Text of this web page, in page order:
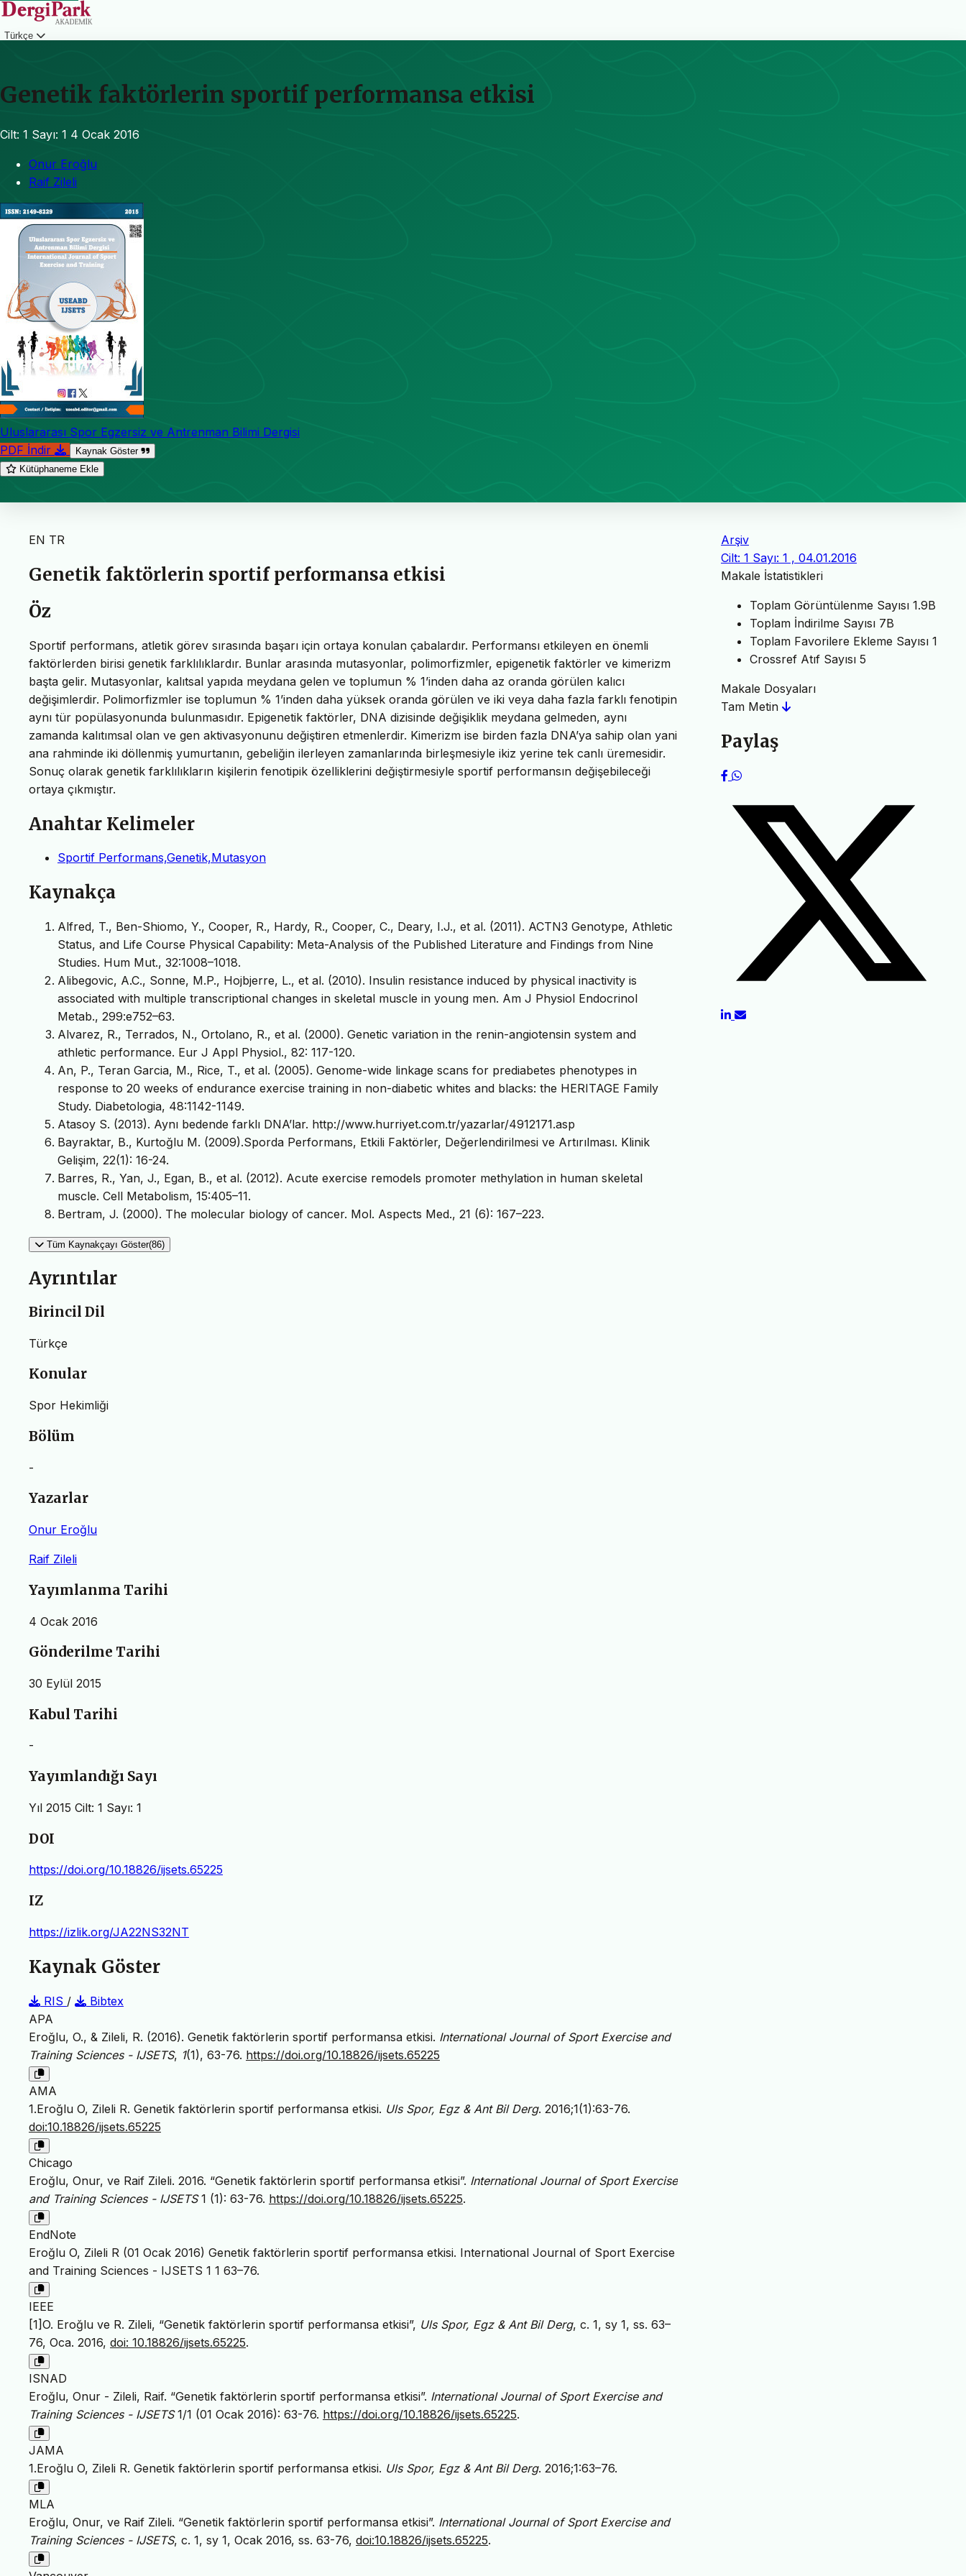
Türkçe
Genetik faktörlerin sportif performansa etkisi
Cilt: 1 Sayı: 1 4 Ocak 2016
Onur Eroğlu
Raif Zileli
Uluslararası Spor Egzersiz ve Antrenman Bilimi Dergisi
PDF İndir
Kaynak Göster
Kütüphaneme Ekle
EN TR
Genetik faktörlerin sportif performansa etkisi
Öz
Sportif performans, atletik görev sırasında başarı için ortaya konulan çabalardır. Performansı etkileyen en önemli
faktörlerden birisi genetik farklılıklardır. Bunlar arasında mutasyonlar, polimorfizmler, epigenetik faktörler ve kimerizm
başta gelir. Mutasyonlar, kalıtsal yapıda meydana gelen ve toplumun % 1’inden daha az oranda görülen kalıcı
değişimlerdir. Polimorfizmler ise toplumun % 1’inden daha yüksek oranda görülen ve iki veya daha fazla farklı fenotipin
aynı tür popülasyonunda bulunmasıdır. Epigenetik faktörler, DNA dizisinde değişiklik meydana gelmeden, aynı
zamanda kalıtımsal olan ve gen aktivasyonunu değiştiren etmenlerdir. Kimerizm ise birden fazla DNA’ya sahip olan yani
ana rahminde iki döllenmiş yumurtanın, gebeliğin ilerleyen zamanlarında birleşmesiyle ikiz yerine tek canlı üremesidir.
Sonuç olarak genetik farklılıkların kişilerin fenotipik özelliklerini değiştirmesiyle sportif performansın değişebileceği
ortaya çıkmıştır.
Anahtar Kelimeler
Sportif Performans,Genetik,Mutasyon
Kaynakça
Alfred, T., Ben-Shiomo, Y., Cooper, R., Hardy, R., Cooper, C., Deary, I.J., et al. (2011). ACTN3 Genotype, Athletic
Status, and Life Course Physical Capability: Meta-Analysis of the Published Literature and Findings from Nine
Studies. Hum Mut., 32:1008–1018.
Alibegovic, A.C., Sonne, M.P., Hojbjerre, L., et al. (2010). Insulin resistance induced by physical inactivity is
associated with multiple transcriptional changes in skeletal muscle in young men. Am J Physiol Endocrinol
Metab., 299:e752–63.
Alvarez, R., Terrados, N., Ortolano, R., et al. (2000). Genetic variation in the renin-angiotensin system and
athletic performance. Eur J Appl Physiol., 82: 117-120.
An, P., Teran Garcia, M., Rice, T., et al. (2005). Genome-wide linkage scans for prediabetes phenotypes in
response to 20 weeks of endurance exercise training in non-diabetic whites and blacks: the HERITAGE Family
Study. Diabetologia, 48:1142-1149.
Atasoy S. (2013). Aynı bedende farklı DNA’lar. http://www.hurriyet.com.tr/yazarlar/4912171.asp
Bayraktar, B., Kurtoğlu M. (2009).Sporda Performans, Etkili Faktörler, Değerlendirilmesi ve Artırılması. Klinik
Gelişim, 22(1): 16-24.
Barres, R., Yan, J., Egan, B., et al. (2012). Acute exercise remodels promoter methylation in human skeletal
muscle. Cell Metabolism, 15:405–11.
Bertram, J. (2000). The molecular biology of cancer. Mol. Aspects Med., 21 (6): 167–223.
Tüm Kaynakçayı Göster(86)
Ayrıntılar
Birincil Dil
Türkçe
Konular
Spor Hekimliği
Bölüm
-
Yazarlar
Onur Eroğlu
Raif Zileli
Yayımlanma Tarihi
4 Ocak 2016
Gönderilme Tarihi
30 Eylül 2015
Kabul Tarihi
-
Yayımlandığı Sayı
Yıl 2015 Cilt: 1 Sayı: 1
DOI
https://doi.org/10.18826/ijsets.65225
IZ
https://izlik.org/JA22NS32NT
Kaynak Göster
RIS /
Bibtex
APA
Eroğlu, O., & Zileli, R. (2016). Genetik faktörlerin sportif performansa etkisi. International Journal of Sport Exercise and
Training Sciences - IJSETS, 1(1), 63-76. https://doi.org/10.18826/ijsets.65225
AMA
1.Eroğlu O, Zileli R. Genetik faktörlerin sportif performansa etkisi. Uls Spor, Egz & Ant Bil Derg. 2016;1(1):63-76.
doi:10.18826/ijsets.65225
Chicago
Eroğlu, Onur, ve Raif Zileli. 2016. “Genetik faktörlerin sportif performansa etkisi”. International Journal of Sport Exercise
and Training Sciences - IJSETS1 (1): 63-76. https://doi.org/10.18826/ijsets.65225.
EndNote
Eroğlu O, Zileli R (01 Ocak 2016) Genetik faktörlerin sportif performansa etkisi. International Journal of Sport Exercise
and Training Sciences - IJSETS 1 1 63–76.
IEEE
[1]O. Eroğlu ve R. Zileli, “Genetik faktörlerin sportif performansa etkisi”, Uls Spor, Egz & Ant Bil Derg, c. 1, sy 1, ss. 63–
76, Oca. 2016, doi: 10.18826/ijsets.65225.
ISNAD
Eroğlu, Onur - Zileli, Raif. “Genetik faktörlerin sportif performansa etkisi”. International Journal of Sport Exercise and
Training Sciences - IJSETS1/1 (01 Ocak 2016): 63-76. https://doi.org/10.18826/ijsets.65225.
JAMA
1.Eroğlu O, Zileli R. Genetik faktörlerin sportif performansa etkisi. Uls Spor, Egz & Ant Bil Derg. 2016;1:63–76.
MLA
Eroğlu, Onur, ve Raif Zileli. “Genetik faktörlerin sportif performansa etkisi”. International Journal of Sport Exercise and
Training Sciences - IJSETS, c. 1, sy 1, Ocak 2016, ss. 63-76, doi:10.18826/ijsets.65225.
Arşiv
Cilt: 1 Sayı: 1 , 04.01.2016
Makale İstatistikleri
Toplam Görüntülenme Sayısı 1.9B
Toplam İndirilme Sayısı 7B
Toplam Favorilere Ekleme Sayısı 1
Crossref Atıf Sayısı 5
Makale Dosyaları
Tam Metin
Paylaş